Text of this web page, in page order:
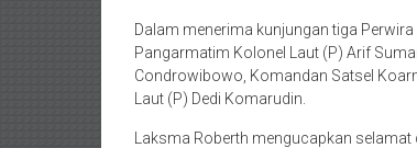
Dalam menerima kunjungan tiga
Pangarmatim Kolonel Laut (P) Arif
Condrowibowo, Komandan Satsel
Laut (P) Dedi Komarudin.
Laksma Roberth mengucapkan